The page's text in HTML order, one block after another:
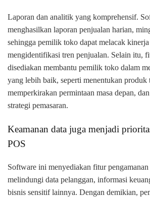
Laporan dan analitik yang komprehensif.
menghasilkan laporan penjualan harian,
sehingga pemilik toko dapat melacak
mengidentifikasi tren penjualan. Selain itu,
disediakan membantu pemilik toko dalam
yang lebih baik, seperti menentukan produk
memperkirakan permintaan masa depan,
strategi pemasaran.
Keamanan data juga menjadi
POS
Software ini menyediakan fitur
melindungi data pelanggan, informasi
bisnis sensitif lainnya. Dengan demikian,